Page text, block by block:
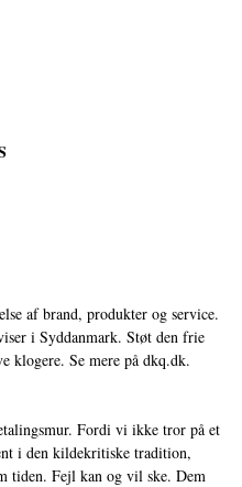
af brand, produkter og service.
i Syddanmark. Støt den frie
klogere. Se mere på dkq.dk.
Fordi vi ikke tror på et
i den kildekritiske tradition,
tiden. Fejl kan og vil ske. Dem